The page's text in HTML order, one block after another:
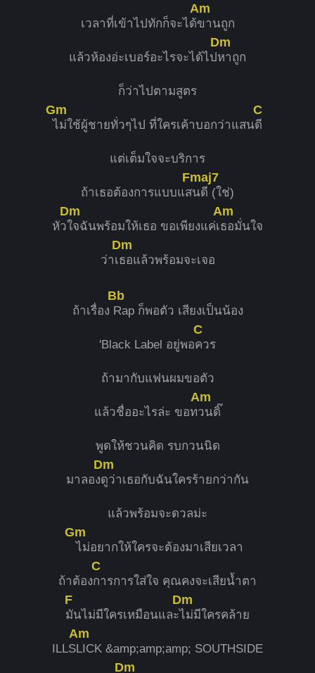
เวลาที่เข้าไปทักก็จะได้
Am
ขานถูก
แล้วห้องอ่ะเบอร์อะไรจะได้ไป
Dm
หาถูก
ก็ว่าไปตามสูตร
Gm
ไม่ใช้ผู้ชายทั่วๆไป ที่ใครเค้าบอกว่าแสน
C
ดี
แต่เต็มใจจะบริการ
ถ้าเธอต้องการแบบแส
Fmaj7
นดี (ใช่)
หัว
Dm
ใจฉันพร้อมให้เธอ ขอเพียงแค่เ
Am
ธอมั่นใจ
ว่าเ
Dm
ธอแล้วพร้อมจะเจอ
ถ้าเรื่อง
Bb
Rap ก็พอตัว เสียงเป็นน้อง
'Black Label อยู่พอ
C
ควร
ถ้ามากับแฟนผมขอตัว
แล้วชื่ออะไรล่ะ ขอท
Am
วนดิ๊
พูดให้ชวนคิด รบกวนนิด
มาลอง
Dm
ดูว่าเธอกับฉันใครร้ายกว่ากัน
แล้วพร้อมจะดวลม่ะ
Gm
ไม่อยากให้ใครจะต้องมาเสียเวลา
ถ้าต้อง
C
การการใส่ใจ คุณคงจะเสียน้ำตา
F
มันไม่มีใครเหมือนและ
Dm
ไม่มีใครคล้าย
ILLS
Am
LICK &amp;amp;amp; SOUTHSIDE
Dm